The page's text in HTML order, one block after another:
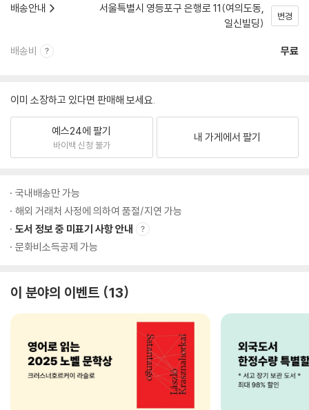
배송안내
서울특별시 영등포구 은행로 11(여의도동,
일신빌딩)
변경
배송비 무료
이미 소장하고 있다면 판매해 보세요.
예스24에 팔기
바이백 신청 불가
내 가게에서 팔기
국내배송만 가능
해외 거래처 사정에 의하여 품절/지연 가능
도서 정보 중 미표기 사항 안내
문화비소득공제 가능
이 분야의 이벤트 13